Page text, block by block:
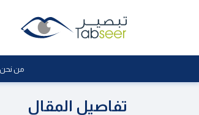
من نحن
تفاصيل المقال